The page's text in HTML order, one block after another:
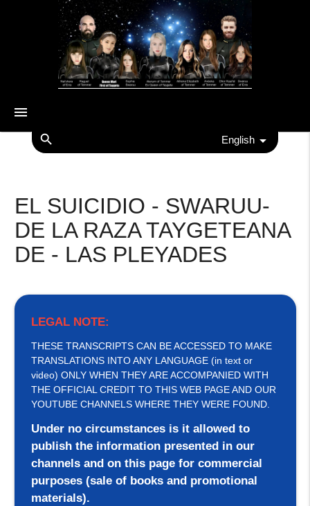
menu
search English
EL SUICIDIO - SWARUU-
DE LA RAZA TAYGETEANA
DE - LAS PLEYADES
LEGAL NOTE:
THESE TRANSCRIPTS CAN BE ACCESSED TO MAKE
TRANSLATIONS INTO ANY LANGUAGE (in text or
video) ONLY WHEN THEY ARE ACCOMPANIED WITH
THE OFFICIAL CREDIT TO THIS WEB PAGE AND OUR
YOUTUBE CHANNELS WHERE THEY WERE FOUND.
Under no circumstances is it allowed to
publish the information presented in our
channels and on this page for commercial
purposes (sale of books and promotional
materials).